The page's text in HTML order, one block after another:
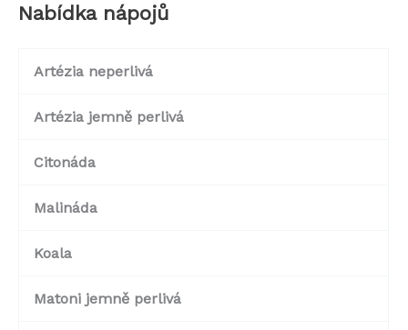
Nabídka nápojů
Artézia neperlivá
Artézia jemně perlivá
Citonáda
Malináda
Koala
Matoni jemně perlivá